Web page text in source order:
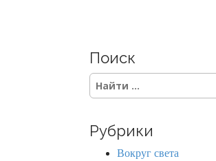
t
s
n
a
Поиск
S
e
c
Рубрики
Вокруг света